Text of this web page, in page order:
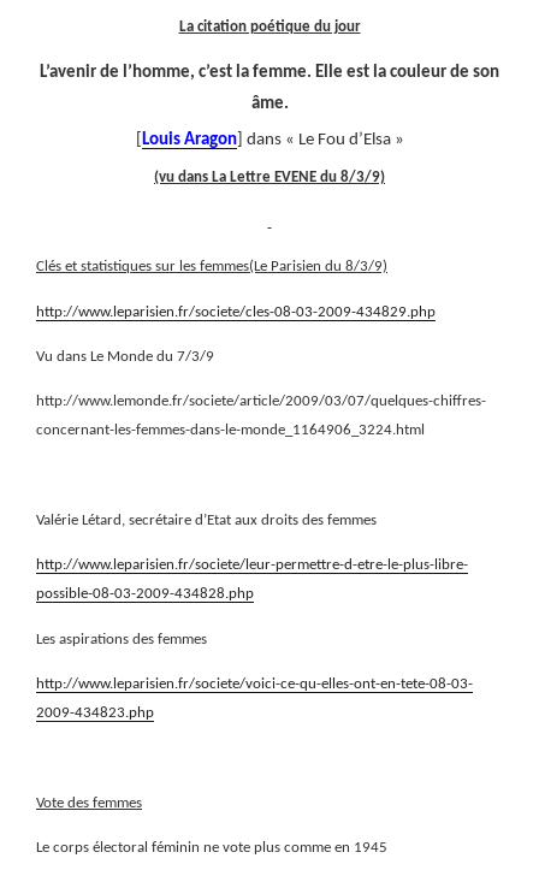
La citation poétique du jour
L’avenir de l’homme, c’est la femme. Elle est la couleur de son
âme.
Louis Aragon] dans « Le Fou d’Elsa »
(vu dans La Lettre EVENE du 8/3/9)
Clés et statistiques sur les femmes(Le Parisien du 8/3/9)
http://www.leparisien.fr/societe/cles-08-03-2009-434829.php
Vu dans Le Monde du 7/3/9
http://www.lemonde.fr/societe/article/2009/03/07/quelques-chiffres-
concernant-les-femmes-dans-le-monde_1164906_3224.html
Valérie Létard, secrétaire d’Etat aux droits des femmes
http://www.leparisien.fr/societe/leur-permettre-d-etre-le-plus-libre-
possible-08-03-2009-434828.php
Les aspirations des femmes
http://www.leparisien.fr/societe/voici-ce-qu-elles-ont-en-tete-08-03-
2009-434823.php
Vote des femmes
Le corps électoral féminin ne vote plus comme en 1945